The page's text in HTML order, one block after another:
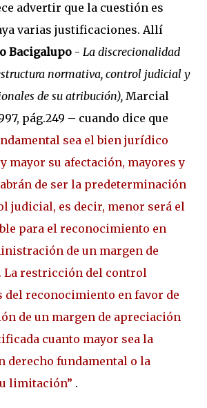
advertir que la cuestión es
varias justificaciones. Allí
Bacigalupo - La discrecionalidad
normativa, control judicial y
de su atribución), Marcial
pág.249 – cuando dice que
sea el bien jurídico
mayor su afectación, mayores y
de ser la predeterminación
judicial, es decir, menor será el
para el reconocimiento en
de un margen de
La restricción del control
del reconocimiento en favor de
de un margen de apreciación
cuanto mayor sea la
derecho fundamental o la
limitación” .